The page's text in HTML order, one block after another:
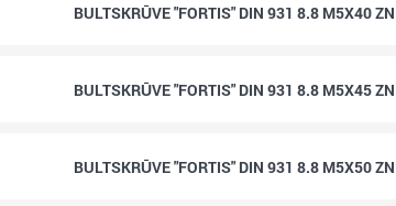
BULTSKRŪVE "FORTIS" DIN 931 8.8 M5X40 ZN
BULTSKRŪVE "FORTIS" DIN 931 8.8 M5X45 ZN
BULTSKRŪVE "FORTIS" DIN 931 8.8 M5X50 ZN